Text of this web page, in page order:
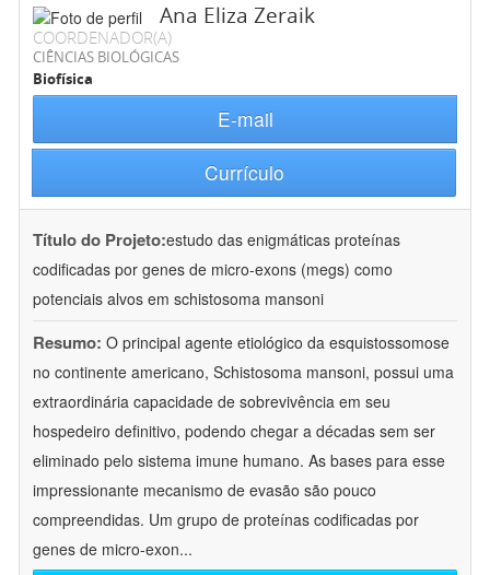
Ana Eliza Zeraik
COORDENADOR(A)
CIÊNCIAS BIOLÓGICAS
Biofísica
E-mail
Currículo
Título do Projeto:estudo das enigmáticas proteínas
codificadas por genes de micro-exons (megs) como
potenciais alvos em schistosoma mansoni
Resumo: O principal agente etiológico da esquistossomose
no continente americano, Schistosoma mansoni, possui uma
extraordinária capacidade de sobrevivência em seu
hospedeiro definitivo, podendo chegar a décadas sem ser
eliminado pelo sistema imune humano. As bases para esse
impressionante mecanismo de evasão são pouco
compreendidas. Um grupo de proteínas codificadas por
genes de micro-exon...